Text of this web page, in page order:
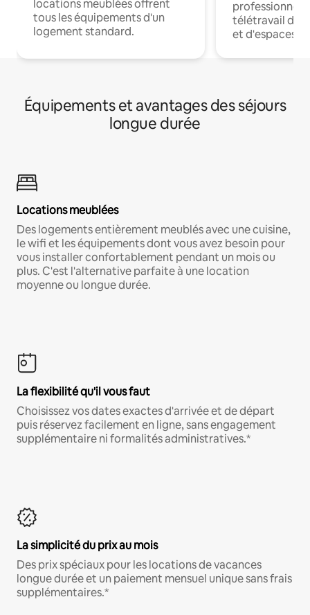
locations meublées offrent
tous les équipements d'un
logement standard.
professionnels
télétravail
et d'espaces
Équipements et avantages des séjours
longue durée
Locations meublées
Des logements entièrement meublés avec une cuisine,
le wifi et les équipements dont vous avez besoin pour
vous installer confortablement pendant un mois ou
plus. C'est l'alternative parfaite à une location
moyenne ou longue durée.
La flexibilité qu'il vous faut
Choisissez vos dates exactes d'arrivée et de départ
puis réservez facilement en ligne, sans engagement
supplémentaire ni formalités administratives.*
La simplicité du prix au mois
Des prix spéciaux pour les locations de vacances
longue durée et un paiement mensuel unique sans frais
supplémentaires.*